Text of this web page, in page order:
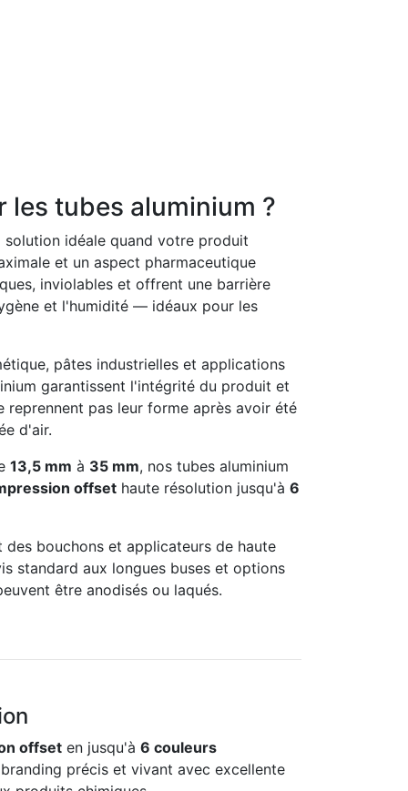
les tubes aluminium ?
solution idéale quand votre produit
et un aspect pharmaceutique
inviolables et offrent une barrière
et l'humidité — idéaux pour les
pâtes industrielles et applications
garantissent l'intégrité du produit et
reprennent pas leur forme après avoir été
d'air.
13,5 mm à 35 mm, nos tubes aluminium
offset haute résolution jusqu'à 6
des bouchons et applicateurs de haute
standard aux longues buses et options
être anodisés ou laqués.
offset en jusqu'à 6 couleurs
précis et vivant avec excellente